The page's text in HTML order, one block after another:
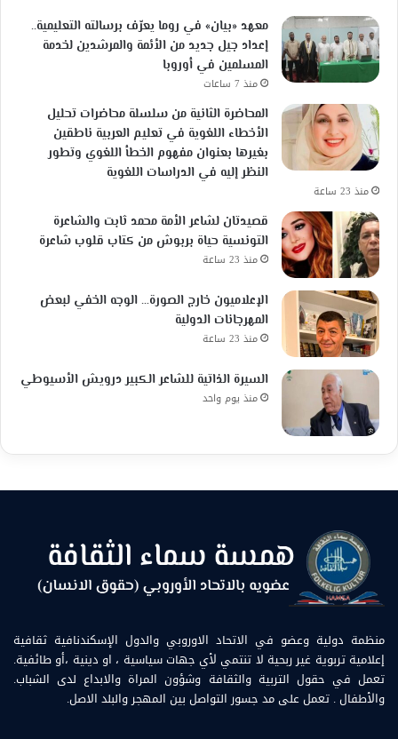
معهد «بيان» في روما يعرّف برسالته التعليمية..
إعداد جيل جديد من الأئمة والمرشدين لخدمة
المسلمين في أوروبا
منذ 7 ساعات
المحاضرة الثانية من سلسلة محاضرات تحليل
الأخطاء اللغوية في تعليم العربية ناطقين
بغيرها بعنوان مفهوم الخطأ اللغوي وتطور
النظر إليه في الدراسات اللغوية
منذ 23 ساعة
قصيدتان لشاعر الأمة محمد ثابت والشاعرة
التونسية حياة بربوش من كتاب قلوب شاعرة
منذ 23 ساعة
الإعلاميون خارج الصورة… الوجه الخفي لبعض
المهرجانات الدولية
منذ 23 ساعة
السيرة الذاتية للشاعر الكبير درويش الأسيوطي
منذ يوم واحد
منظمة دولية وعضو في الاتحاد الاوروبي والدول الإسكندنافية ثقافية
إعلامية تربوية غير ربحية لا تنتمي لأي جهات سياسية ، او دينية ،أو طائفية.
تعمل في حقول التربية والثقافة وشؤون المراة والابداع لدى الشباب.
والأطفال . تعمل على مد جسور التواصل بين المهجر والبلد الاصل.